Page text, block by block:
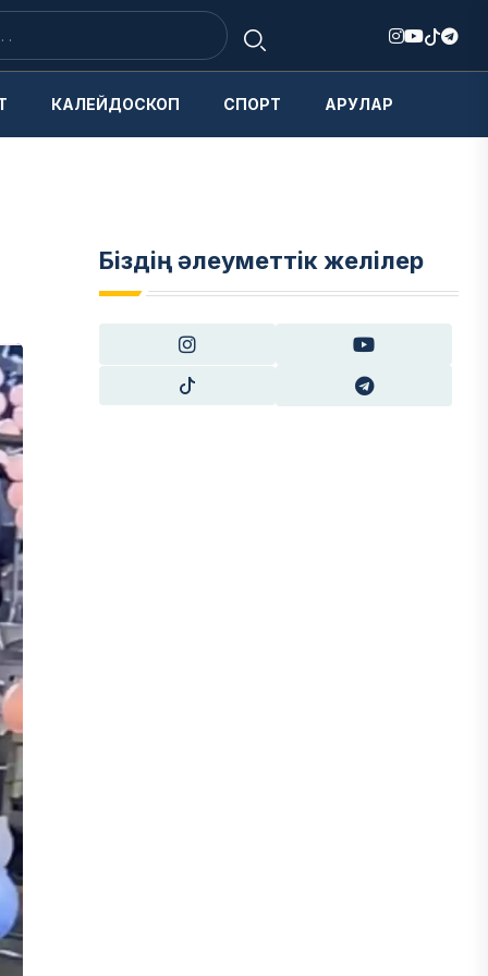
КАЛЕЙДОСКОП СПОРТ АРУЛАР
Біздің әлеуметтік желілер